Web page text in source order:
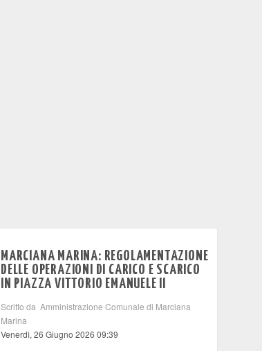
MARCIANA MARINA: REGOLAMENTAZIONE
DELLE OPERAZIONI DI CARICO E SCARICO
IN PIAZZA VITTORIO EMANUELE II
Scritto da Amministrazione Comunale di Marciana
Marina
Venerdì, 26 Giugno 2026 09:39